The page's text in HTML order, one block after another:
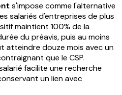
s'impose comme l'alternative
salariés d'entreprises de plus
maintient 100% de la
du préavis, puis au moins
atteindre douze mois avec un
que le CSP.
facilite une recherche
un lien avec